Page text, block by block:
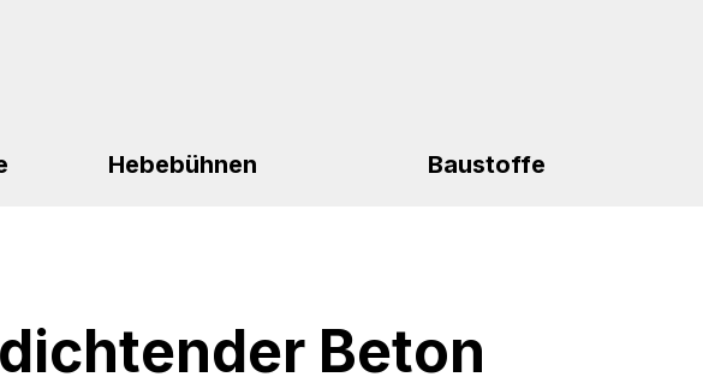
Hebebühnen Baustoffe
Beton